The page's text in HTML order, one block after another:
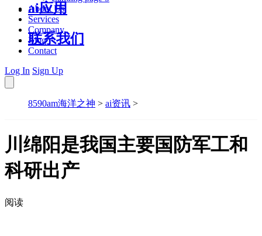
ai应用
联系我们
About Us
Services
Company
Blog
Contact
Log In Sign Up
8590am海洋之神 > ai资讯 >
川绵阳是我国主要国防军工和
科研出产
阅读